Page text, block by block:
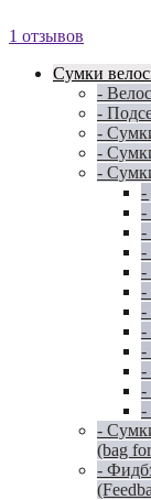
1 отзывов
Сумки
-
-
-
-
-
-
-
-
-
-
-
-
-
-
-
-
-
-
(bag
-